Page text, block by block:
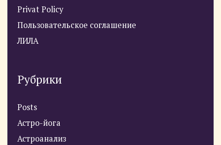
Privat Policy
Пользовательское соглашение
ЛИЛА
Рубрики
Posts
Астро-йога
Астроанализ